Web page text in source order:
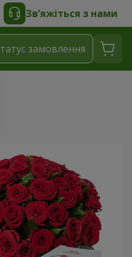
Зв’яжіться з нами
замовлення